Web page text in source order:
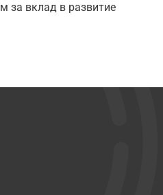
за вклад в развитие